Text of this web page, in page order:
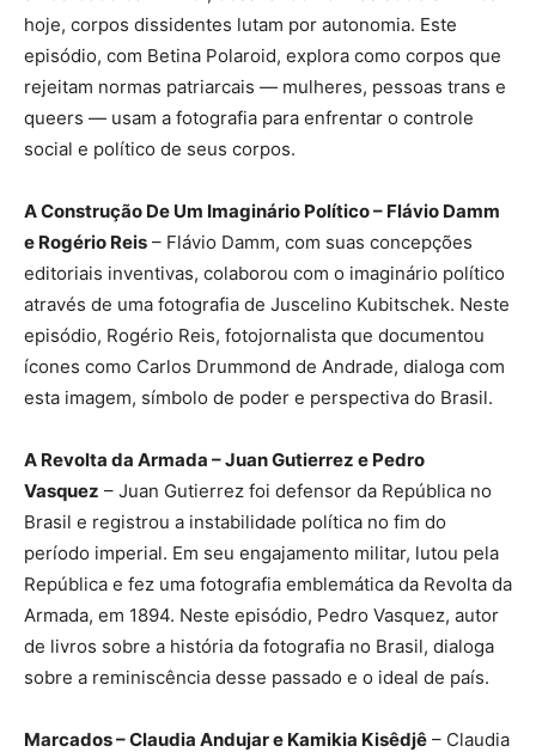
hoje, corpos dissidentes lutam por autonomia. Este
episódio, com Betina Polaroid, explora como corpos que
rejeitam normas patriarcais — mulheres, pessoas trans e
queers — usam a fotografia para enfrentar o controle
social e político de seus corpos.
A Construção De Um Imaginário Político – Flávio Damm
e Rogério Reis – Flávio Damm, com suas concepções
editoriais inventivas, colaborou com o imaginário político
através de uma fotografia de Juscelino Kubitschek. Neste
episódio, Rogério Reis, fotojornalista que documentou
ícones como Carlos Drummond de Andrade, dialoga com
esta imagem, símbolo de poder e perspectiva do Brasil.
A Revolta da Armada – Juan Gutierrez e Pedro
Vasquez – Juan Gutierrez foi defensor da República no
Brasil e registrou a instabilidade política no fim do
período imperial. Em seu engajamento militar, lutou pela
República e fez uma fotografia emblemática da Revolta da
Armada, em 1894. Neste episódio, Pedro Vasquez, autor
de livros sobre a história da fotografia no Brasil, dialoga
sobre a reminiscência desse passado e o ideal de país.
Marcados – Claudia Andujar e Kamikia Kisêdjê – Claudia